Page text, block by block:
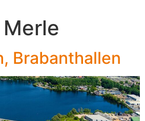
Merle
Brabanthallen